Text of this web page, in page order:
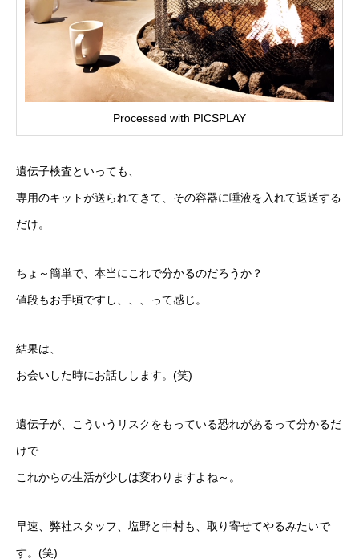
Processed with PICSPLAY
遺伝子検査といっても、
専用のキットが送られてきて、その容器に唾液を入れて返送する
だけ。
ちょ～簡単で、本当にこれで分かるのだろうか？
値段もお手頃ですし、、、って感じ。
結果は、
お会いした時にお話しします。(笑)
遺伝子が、こういうリスクをもっている恐れがあるって分かるだ
けで
これからの生活が少しは変わりますよね～。
早速、弊社スタッフ、塩野と中村も、取り寄せてやるみたいで
す。(笑)